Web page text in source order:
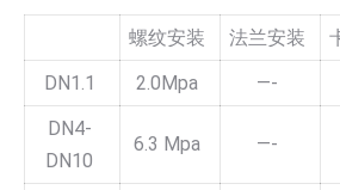
螺纹安装 法兰安装
DN1.1
2.0Mpa —-
DN4-
DN10
6.3 Mpa —-